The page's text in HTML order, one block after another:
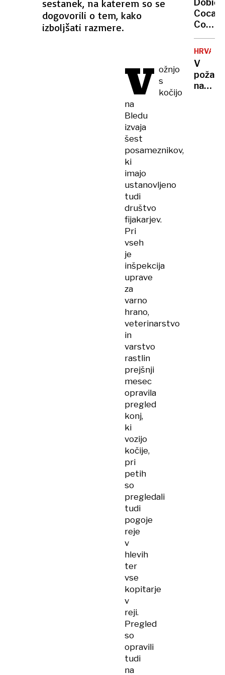
sestanek, na katerem so se
dogovorili o tem, kako
izboljšati razmere.
V ožnjo
s
kočijo
na
Bledu
izvaja
šest
posameznikov,
ki
imajo
ustanovljeno
tudi
društvo
fijakarjev.
Pri
vseh
je
inšpekcija
uprave
za
varno
hrano,
veterinarstvo
in
varstvo
rastlin
prejšnji
mesec
opravila
pregled
konj,
ki
vozijo
kočije,
pri
petih
so
pregledali
tudi
pogoje
reje
v
hlevih
ter
vse
kopitarje
v
reji.
Pregled
so
opravili
tudi
na
Coca
Cole
v
višji
za
več
kot
V
požaru
na